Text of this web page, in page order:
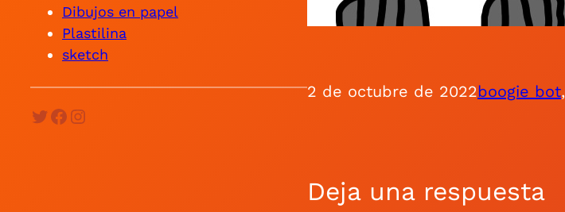
Dibujos en papel
Plastilina
sketch
Twitter Facebook Instagram
2 de octubre de 2022boogie bot,
Deja una respuesta